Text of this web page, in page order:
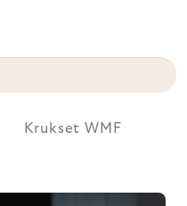
Krukset WMF